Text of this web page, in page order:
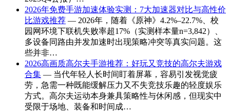
2026年免费手游加速体验实测：7大加速器对比与高性价
比游戏推荐 — 2026年，随着《原神》4.2%–22.7%、校
园网环境下联机失败率超17%（实测样本量n=3,842）、
多设备同路由并发加速时出现策略冲突等真实问题。这
些并非…
2026高画质高尔夫手游推荐：好玩又竞技的高尔夫游戏
合集 — 当代年轻人长时间盯着屏幕，容易引发视觉疲
劳，急需一种既能缓解压力又不失竞技乐趣的轻度娱乐
方式。高尔夫运动本身兼具策略性与休闲感，但现实中
受限于场地、装备和时间成…